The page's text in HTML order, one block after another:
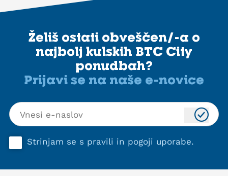
Želiš ostati obveščen/-a o
najbolj kulskih BTC City
ponudbah?
Prijavi se na naše e-novice
Strinjam se s pravili in pogoji uporabe.